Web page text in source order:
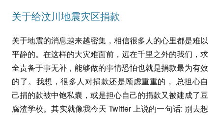
关于给汶川地震灾区捐款
关于地震的消息越来越密集，相信很多人的心里都是难以
平静的。在这样的大灾难面前，远在千里之外的我们，求
全责备于事无补，能够做的事情恐怕也就是捐款最为有效
的了。我想，很多人对捐款还是顾虑重重的， 总担心自
己捐的款被中饱私囊，或是担心自己的捐款又被建成了豆
腐渣学校。其实就像我今天 Twitter 上说的一句话: 别去想